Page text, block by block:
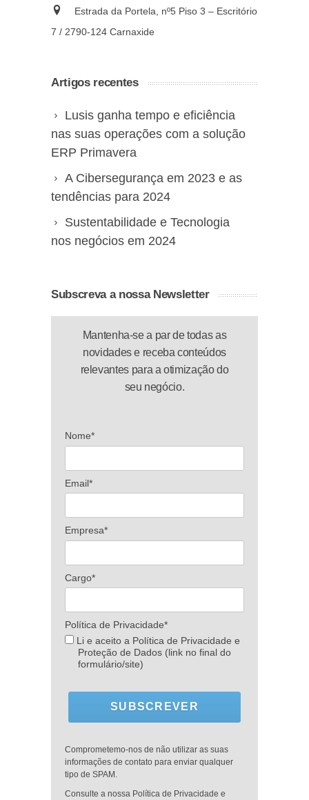
Estrada da Portela, nº5 Piso 3 – Escritório
7 / 2790-124 Carnaxide
Artigos recentes
Lusis ganha tempo e eficiência
nas suas operações com a solução
ERP Primavera
A Cibersegurança em 2023 e as
tendências para 2024
Sustentabilidade e Tecnologia
nos negócios em 2024
Subscreva a nossa Newsletter
Mantenha-se a par de todas as
novidades e receba conteúdos
relevantes para a otimização do
seu negócio.
Nome*
Email*
Empresa*
Cargo*
Política de Privacidade*
Li e aceito a Política de Privacidade e
Proteção de Dados (link no final do
formulário/site)
SUBSCREVER
Comprometemo-nos de não utilizar as suas
informações de contato para enviar qualquer
tipo de SPAM.
Consulte a nossa Política de Privacidade e